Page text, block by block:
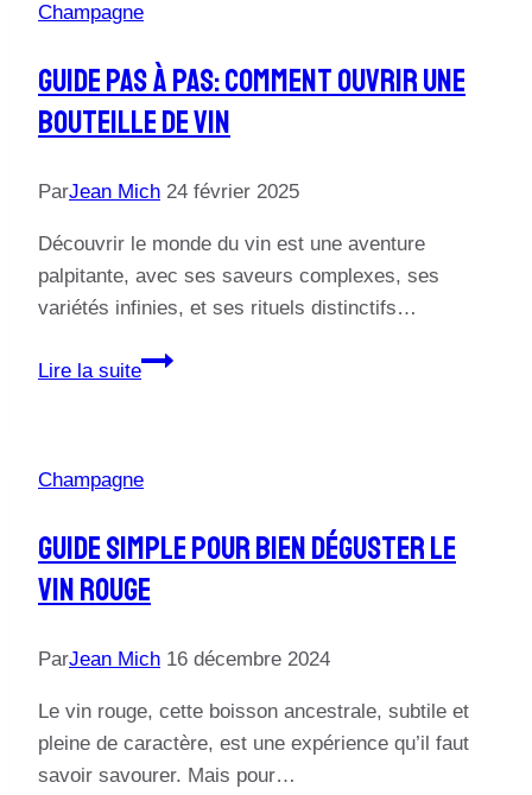
disposer
verres
sur
table
Champagne
Guide Pas À Pas: Comment Ouvrir Une
Bouteille De Vin
ParJean Mich 24 février 2025
Découvrir le monde du vin est une aventure
palpitante, avec ses saveurs complexes, ses
variétés infinies, et ses rituels distinctifs…
Lire la suite
Guide
Comment
une
bouteille
vin
Champagne
Guide Simple Pour Bien Déguster Le
Vin Rouge
ParJean Mich 16 décembre 2024
Le vin rouge, cette boisson ancestrale, subtile et
pleine de caractère, est une expérience qu’il faut
savoir savourer. Mais pour…